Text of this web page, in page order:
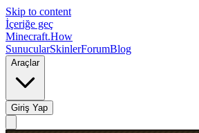
Skip to content
İçeriğe geç
Minecraft.How
SunucularSkinlerForumBlog
Araçlar
Giriş Yap